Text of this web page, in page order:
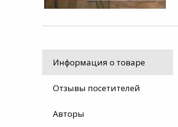
Информация о товаре
Отзывы посетителей
Авторы